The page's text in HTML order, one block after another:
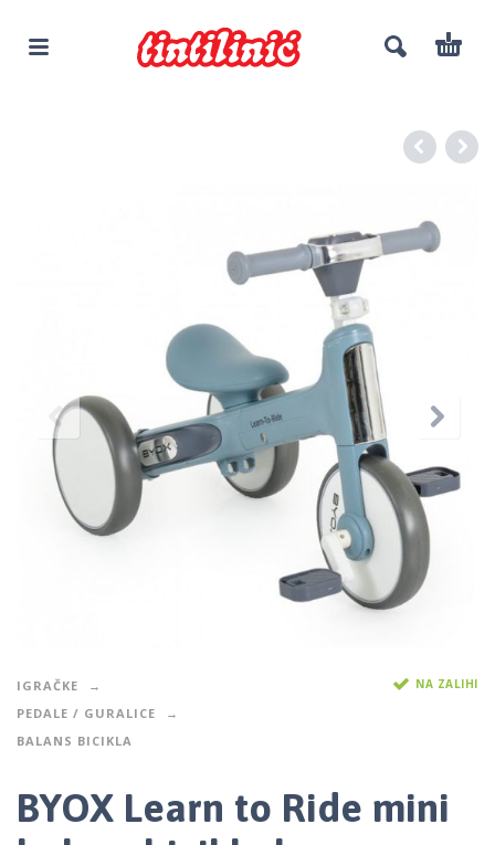
IGRAČKE
PEDALE / GURALICE
BALANS BICIKLA
NA ZALIHI
BYOX Learn to Ride mini